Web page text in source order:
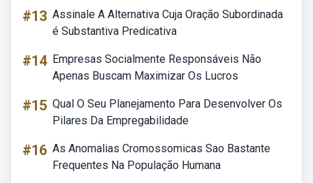
#13 Assinale A Alternativa Cuja Oração Subordinada
é Substantiva Predicativa
#14 Empresas Socialmente Responsáveis Não
Apenas Buscam Maximizar Os Lucros
#15 Qual O Seu Planejamento Para Desenvolver Os
Pilares Da Empregabilidade
#16 As Anomalias Cromossomicas Sao Bastante
Frequentes Na População Humana